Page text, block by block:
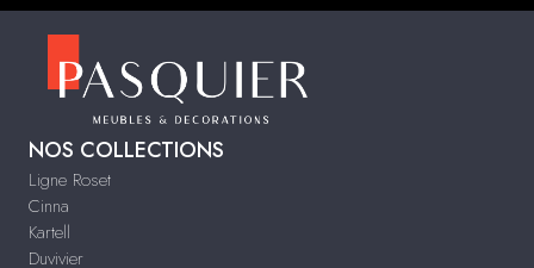
NOS COLLECTIONS
Ligne Roset
Cinna
Kartell
Duvivier